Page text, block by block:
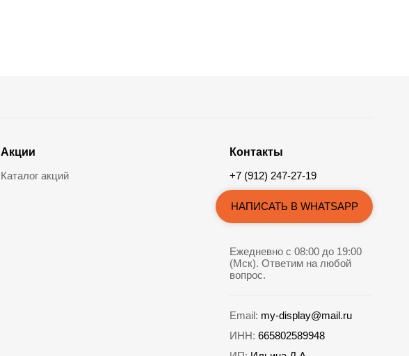
Акции
Каталог акций
Контакты
+7 (912) 247-27-19
НАПИСАТЬ В WHATSAPP
Ежедневно с 08:00 до 19:00
(Мск). Ответим на любой
вопрос.
Email: my-display@mail.ru
ИНН: 665802589948